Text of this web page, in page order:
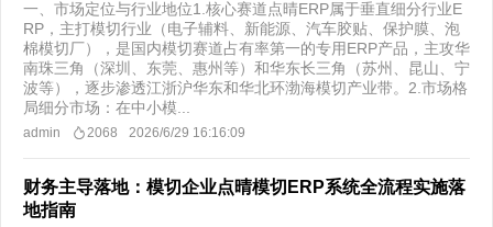
一、市场定位与行业地位​1.核心赛道点晴ERP属于垂直细分行业E
RP，主打模切行业（电子辅料、新能源、汽车胶贴、保护膜、泡
棉模切厂），是国内模切赛道占有率第一的专用ERP产品，主攻华
南珠三角（深圳、东莞、惠州等）和华东长三角（苏州、昆山、宁
波等），逐步渗透江浙沪华东和华北环渤海模切产业带。2.市场格
局细分市场：在中小模...
admin 2068 2026/6/29 16:16:09
财务主导落地：模切企业点晴模切ERP系统全流程实施落
地指南